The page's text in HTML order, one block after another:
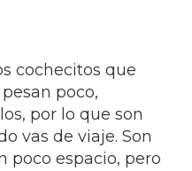
cochecitos que
poco,
por lo que son
vas de viaje. Son
poco espacio, pero